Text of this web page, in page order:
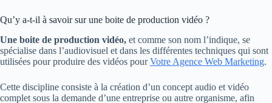
Qu’y a-t-il à savoir sur une boite de production vidéo ?
Une boite de production vidéo, et comme son nom l’indique, se
spécialise dans l’audiovisuel et dans les différentes techniques qui sont
utilisées pour produire des vidéos pourVotre Agence Web Marketing.
Cette discipline consiste à la création d’un concept audio et vidéo
complet sous la demande d’une entreprise ou autre organisme, afin